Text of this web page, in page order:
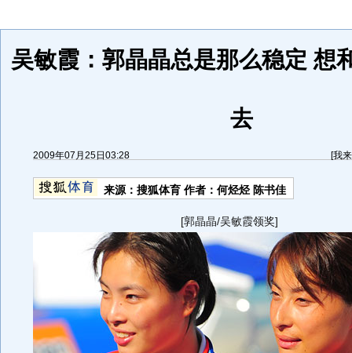
吴敏霞：郭晶晶总是那么稳定 想
去
2009年07月25日03:28 [我
来源： 搜狐体育作者：何烃烃 陈书佳
[郭晶晶/吴敏霞领奖]